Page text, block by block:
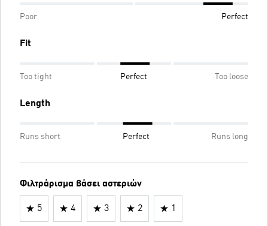
Poor Perfect
Fit
Too tight Perfect Too loose
Length
Runs short Perfect Runs long
Φιλτράρισμα βάσει αστεριών
5 4 3 2 1